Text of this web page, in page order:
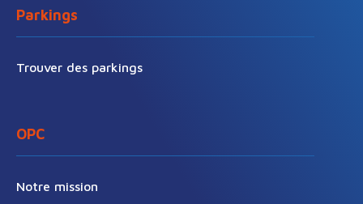
Parkings
Trouver des parkings
OPC
Notre mission